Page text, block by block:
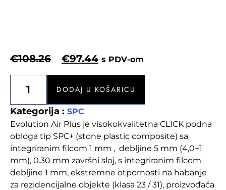
€108.26 €97.44 s PDV-om
DODAJ U KOŠARICU
Kategorija : SPC
Evolution Air Plus je visokokvalitetna CLICK podna
obloga tip SPC+ (stone plastic composite) sa
integriranim filcom 1 mm , debljine 5 mm (4,0+1
mm), 0.30 mm završni sloj, s integriranim filcom
debljine 1 mm, ekstremne otpornosti na habanje
za rezidencijalne objekte (klasa 23 / 31), proizvođača